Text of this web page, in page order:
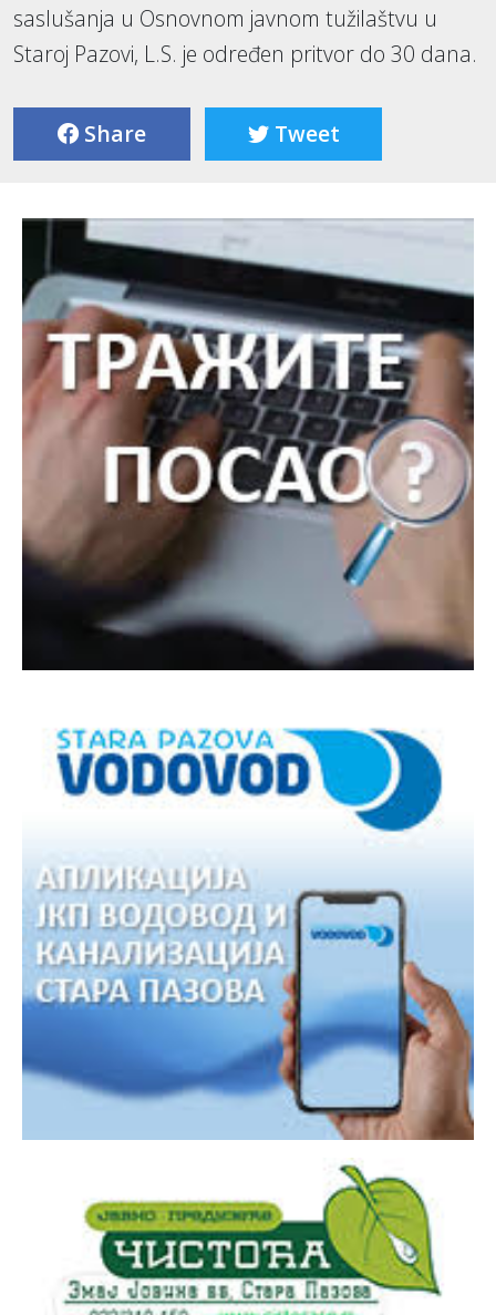
saslušanja u Osnovnom javnom tužilaštvu u
Staroj Pazovi, L.S. je određen pritvor do 30 dana.
Share Tweet